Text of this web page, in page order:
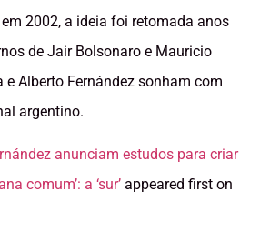
2002, a ideia foi retomada anos
de Jair Bolsonaro e Mauricio
e Alberto Fernández sonham com
argentino.
anunciam estudos para criar
comum’: a ‘sur’ appeared first on